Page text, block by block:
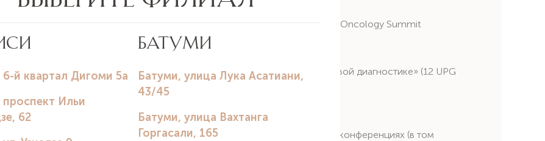
2025: Спикер на конференции по кардиоонкологии.
2024: Представление тезиса в качестве первого автора на Global Cardio-Oncology Summit
(GCOS), США.
2024: Спикер на конференции «Современные достижения в ультразвуковой диагностике» (12 UPG
2023: Представление двух тезисов в соавторстве на GCOS, Испания.
2022: Представление двух тезисов в соавторстве на GCOS, Канада.
2012–2024: Участие в многочисленных национальных и международных конференциях (в том